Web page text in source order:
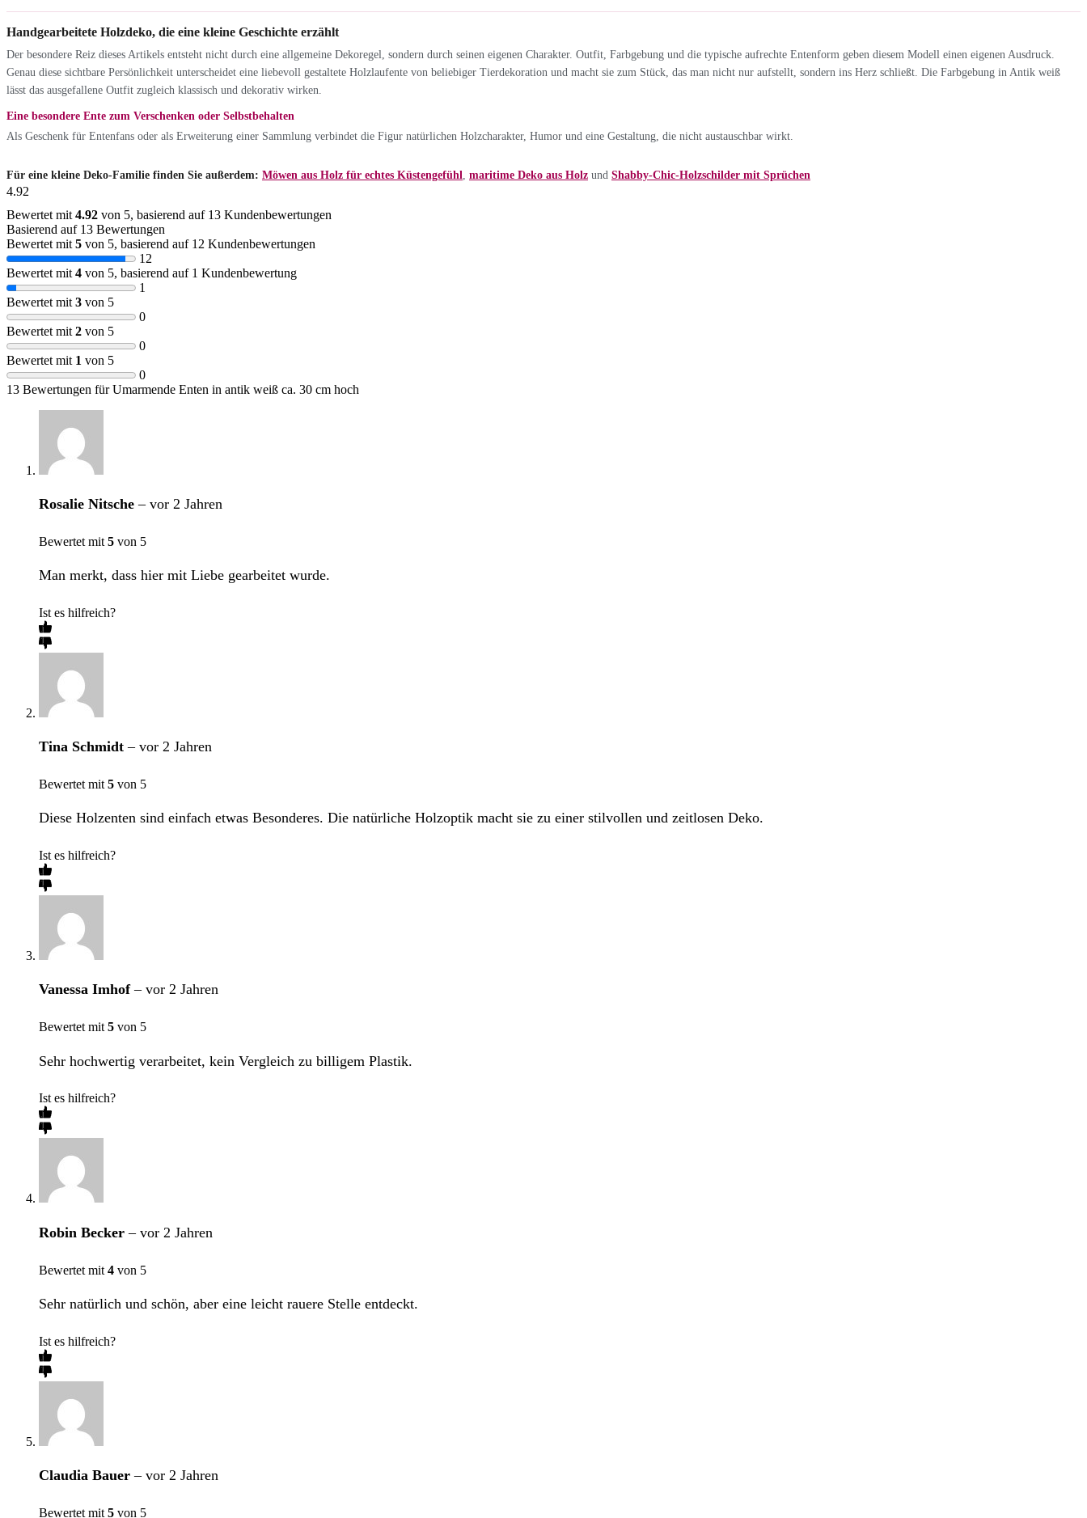
Handgearbeitete Holzdeko, die eine kleine Geschichte erzählt
Der besondere Reiz dieses Artikels entsteht nicht durch eine allgemeine Dekoregel, sondern durch seinen eigenen Charakter. Outfit, Farbgebung und die typische aufrechte Entenform geben diesem Modell einen eigenen Ausdruck.
Genau diese sichtbare Persönlichkeit unterscheidet eine liebevoll gestaltete Holzlaufente von beliebiger Tierdekoration und macht sie zum Stück, das man nicht nur aufstellt, sondern ins Herz schließt. Die Farbgebung in Antik weiß
lässt das ausgefallene Outfit zugleich klassisch und dekorativ wirken.
Eine besondere Ente zum Verschenken oder Selbstbehalten
Als Geschenk für Entenfans oder als Erweiterung einer Sammlung verbindet die Figur natürlichen Holzcharakter, Humor und eine Gestaltung, die nicht austauschbar wirkt.
Für eine kleine Deko-Familie finden Sie außerdem: Möwen aus Holz für echtes Küstengefühl maritime Deko aus Holz und Shabby-Chic-Holzschilder mit Sprüchen
4.92
Bewertet mit 4.92 von 5, basierend auf 13 Kundenbewertungen
Basierend auf 13 Bewertungen
Bewertet mit 5 von 5, basierend auf 12 Kundenbewertungen
12
Bewertet mit 4 von 5, basierend auf 1 Kundenbewertung
1
Bewertet mit 3 von 5
0
Bewertet mit 2 von 5
0
Bewertet mit 1 von 5
0
13 Bewertungen fürUmarmende Enten in antik weiß ca. 30 cm hoch
Rosalie Nitsche– vor 2 Jahren
Bewertet mit 5 von 5
Man merkt, dass hier mit Liebe gearbeitet wurde.
Ist es hilfreich?
Tina Schmidt– vor 2 Jahren
Bewertet mit 5 von 5
Diese Holzenten sind einfach etwas Besonderes. Die natürliche Holzoptik macht sie zu einer stilvollen und zeitlosen Deko.
Ist es hilfreich?
Vanessa Imhof– vor 2 Jahren
Bewertet mit 5 von 5
Sehr hochwertig verarbeitet, kein Vergleich zu billigem Plastik.
Ist es hilfreich?
Robin Becker– vor 2 Jahren
Bewertet mit 4 von 5
Sehr natürlich und schön, aber eine leicht rauere Stelle entdeckt.
Ist es hilfreich?
Claudia Bauer– vor 2 Jahren
Bewertet mit 5 von 5